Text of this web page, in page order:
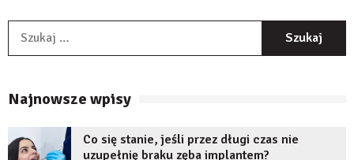
Najnowsze wpisy
Co się stanie, jeśli przez długi czas nie
uzupełnię braku zęba implantem?